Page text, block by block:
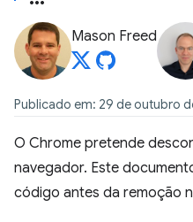
Mason Freed
Publicado em: 29 de outubro
O Chrome pretende
navegador. Este
código antes da remoção